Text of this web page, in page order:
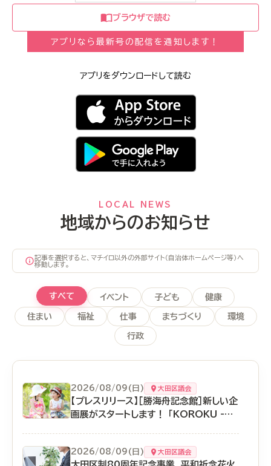
ブラウザで読む
アプリなら最新号の配信を通知します！
アプリをダウンロードして読む
LOCAL NEWS
地域からのお知らせ
記事を選択すると、マチイロ以外の外部サイト（自治体ホームページ等）へ
移動します。
すべて イベント 子ども 健康
住まい 福祉 仕事 まちづくり 環境
行政
2026/08/09(日) 大田区議会
【プレスリリース】［勝海舟記念館］新しい企
画展がスタートします！ 「KOROKU ‐海
2026/08/09(日) 大田区議会